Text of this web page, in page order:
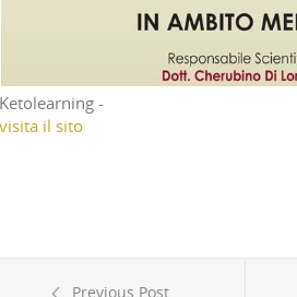
Ketolearning -
visita il sito
Previous Post